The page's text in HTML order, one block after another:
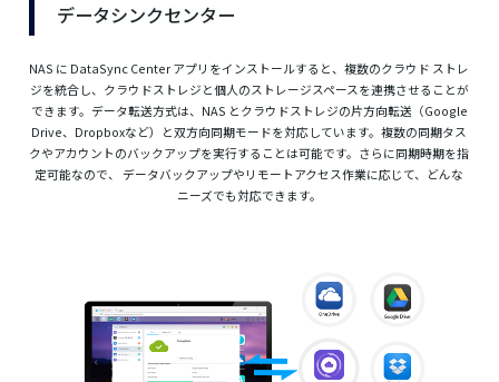
データシンクセンター
NAS に DataSync Center アプリをインストールすると、複数のクラウド ストレ
ジを統合し、クラウドストレジと個人のストレージスペースを連携させることが
できます。データ転送方式は、NAS とクラウドストレジの片方向転送（Google
Drive、Dropboxなど）と双方向同期モードを対応しています。複数の同期タス
クやアカウントのバックアップを実行することは可能です。さらに同期時期を指
定可能なので、 データバックアップやリモートアクセス作業に応じて、どんな
ニーズでも対応できます。